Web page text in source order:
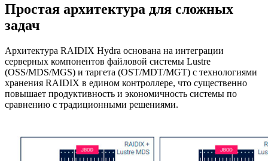
Простая архитектура для сложных
задач
Архитектура RAIDIX Hydra основана на интеграции
серверных компонентов файловой системы Lustre
(OSS/MDS/MGS) и таргета (OST/MDT/MGT) с технологиями
хранения RAIDIX в едином контроллере, что существенно
повышает продуктивность и экономичность системы по
сравнению с традиционными решениями.